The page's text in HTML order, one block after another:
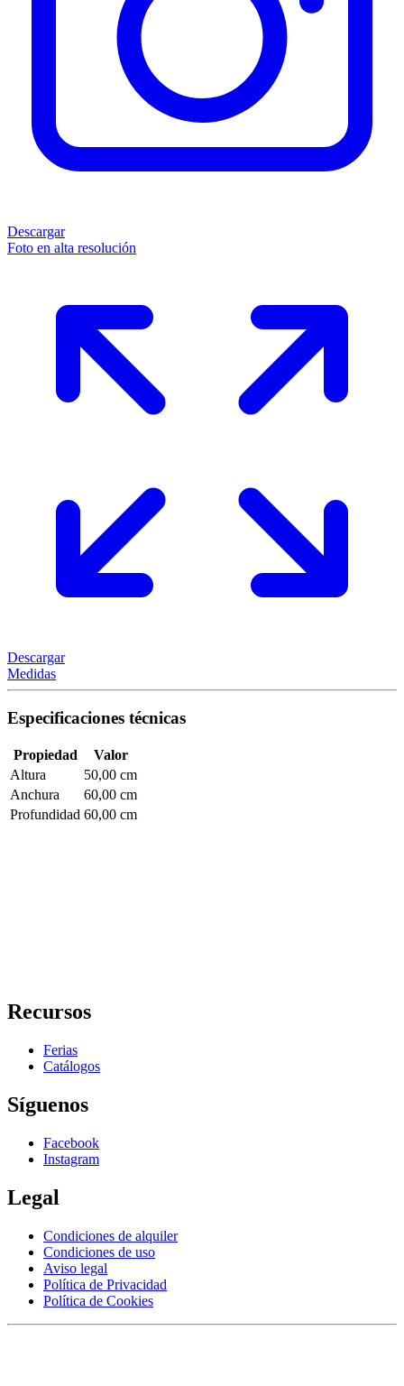
Descargar
Foto en alta resolución
Descargar
Medidas
Especificaciones técnicas
Propiedad
Valor
Altura
50,00 cm
Anchura
60,00 cm
Profundidad 60,00 cm
Recursos
Ferias
Catálogos
Síguenos
Facebook
Instagram
Legal
Condiciones de alquiler
Condiciones de uso
Aviso legal
Política de Privacidad
Política de Cookies